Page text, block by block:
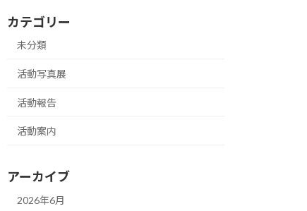
カテゴリー
未分類
活動写真展
活動報告
活動案内
アーカイブ
2026年6月